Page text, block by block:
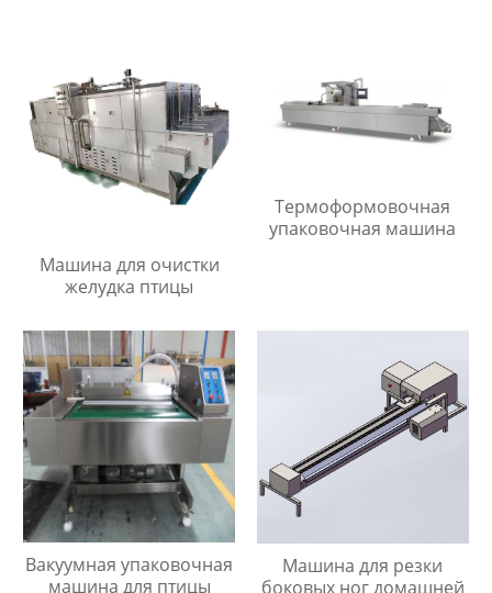
Машина для очистки
желудка птицы
Термоформовочная
упаковочная машина
Вакуумная упаковочная
машина для птицы
Машина для резки
боковых ног домашней